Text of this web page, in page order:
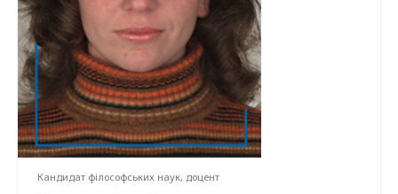
Кандидат філософських наук, доцент